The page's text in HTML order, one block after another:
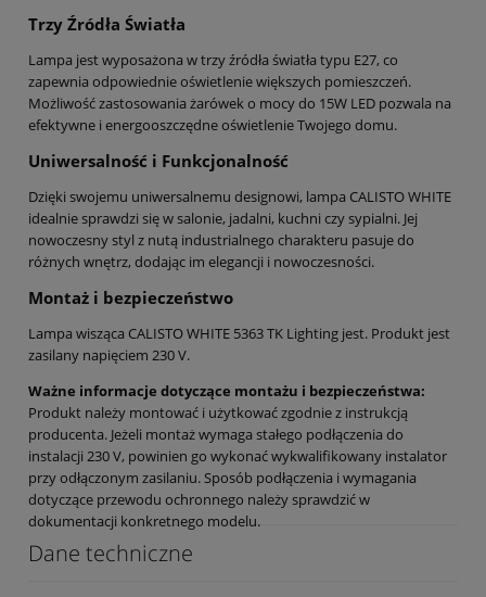
Trzy Źródła Światła
Lampa jest wyposażona w trzy źródła światła typu E27, co
zapewnia odpowiednie oświetlenie większych pomieszczeń.
Możliwość zastosowania żarówek o mocy do 15W LED pozwala na
efektywne i energooszczędne oświetlenie Twojego domu.
Uniwersalność i Funkcjonalność
Dzięki swojemu uniwersalnemu designowi, lampa CALISTO WHITE
idealnie sprawdzi się w salonie, jadalni, kuchni czy sypialni. Jej
nowoczesny styl z nutą industrialnego charakteru pasuje do
różnych wnętrz, dodając im elegancji i nowoczesności.
Montaż i bezpieczeństwo
Lampa wisząca CALISTO WHITE 5363 TK Lighting jest. Produkt jest
zasilany napięciem 230 V.
Ważne informacje dotyczące montażu i bezpieczeństwa:
Produkt należy montować i użytkować zgodnie z instrukcją
producenta. Jeżeli montaż wymaga stałego podłączenia do
instalacji 230 V, powinien go wykonać wykwalifikowany instalator
przy odłączonym zasilaniu. Sposób podłączenia i wymagania
dotyczące przewodu ochronnego należy sprawdzić w
dokumentacji konkretnego modelu.
Dane techniczne